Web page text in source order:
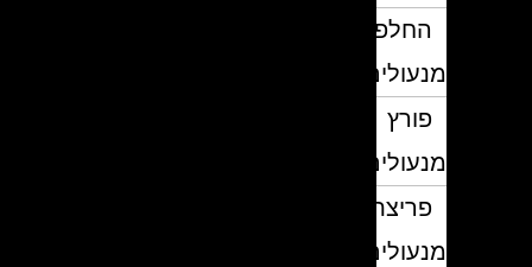
החלפת
מנעולים
פורץ
מנעולים
פריצת
מנעולים